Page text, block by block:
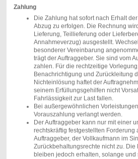
Zahlung
Die Zahlung hat sofort nach Erhalt
Abzug zu erfolgen. Die Rechnung
Lieferung, Teillieferung oder
Annahmeverzug) ausgestellt.
besonderer Vereinbarung
trägt der Auftraggeber. Sie sind vom
zahlen. Für die rechtzeitige
Benachrichtigung und Zurückleitung
Nichteinlösung haftet der
seinem Erfüllungsgehilfen nicht
Fahrlässigkeit zur Last fallen.
Bei außergewöhnlichen
Vorauszahlung verlangt werden.
Der Auftraggeber kann nur mit einer
rechtskräftig festgestellten Forderung
Auftraggeber, der Vollkaufmann im
Zurückbehaltungsrechte nicht zu. Die
bleiben jedoch erhalten, solange und